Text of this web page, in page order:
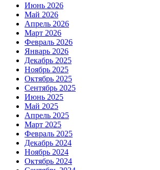
Июнь 2026
Май 2026
Апрель 2026
Март 2026
Февраль 2026
Январь 2026
Декабрь 2025
Ноябрь 2025
Октябрь 2025
Сентябрь 2025
Июнь 2025
Май 2025
Апрель 2025
Март 2025
Февраль 2025
Декабрь 2024
Ноябрь 2024
Октябрь 2024